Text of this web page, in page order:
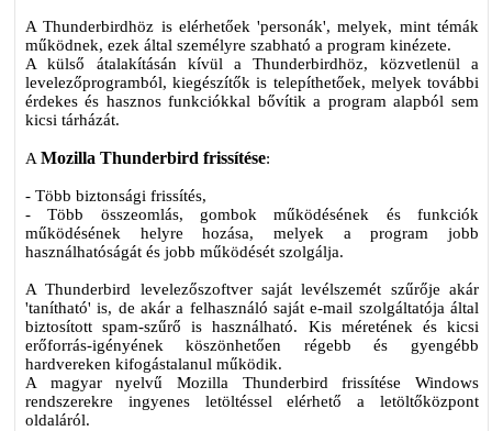
A Thunderbirdhöz is elérhetőek 'personák', melyek, mint témák
működnek, ezek által személyre szabható a program kinézete.
A külső átalakításán kívül a Thunderbirdhöz, közvetlenül a
levelezőprogramból, kiegészítők is telepíthetőek, melyek további
érdekes és hasznos funkciókkal bővítik a program alapból sem
kicsi tárházát.
AMozilla Thunderbird frissítése:
- Több biztonsági frissítés,
- Több összeomlás, gombok működésének és funkciók
működésének helyre hozása, melyek a program jobb
használhatóságát és jobb működését szolgálja.
A Thunderbird levelezőszoftver saját levélszemét szűrője akár
'tanítható' is, de akár a felhasználó saját e-mail szolgáltatója által
biztosított spam-szűrő is használható. Kis méretének és kicsi
erőforrás-igényének köszönhetően régebb és gyengébb
hardvereken kifogástalanul működik.
A magyar nyelvű Mozilla Thunderbird frissítése Windows
rendszerekre ingyenes letöltéssel elérhető a letöltőközpont
oldaláról.